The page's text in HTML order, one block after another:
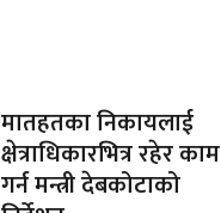
मातहतका निकायलाई
क्षेत्राधिकारभित्र रहेर काम
गर्न मन्त्री देबकोटाको